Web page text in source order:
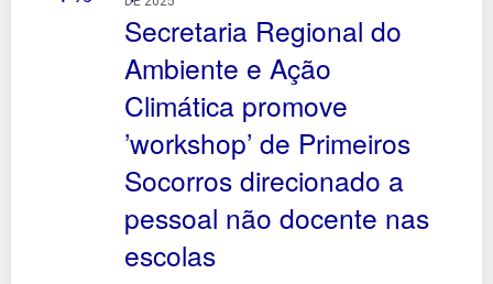
Secretaria Regional do
Ambiente e Ação
Climática promove
’workshop’ de Primeiros
Socorros direcionado a
pessoal não docente nas
escolas